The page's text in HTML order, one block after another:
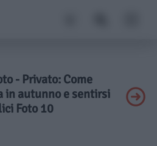
- Privato: Come
in autunno e sentirsi
Foto 10